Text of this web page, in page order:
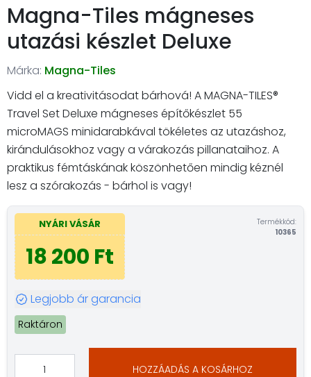
Magna-Tiles mágneses
utazási készlet Deluxe
Márka: Magna-Tiles
Vidd el a kreativitásodat bárhová! A MAGNA-TILES®
Travel Set Deluxe mágneses építőkészlet 55
microMAGS minidarabkával tökéletes az utazáshoz,
kirándulásokhoz vagy a várakozás pillanataihoz. A
praktikus fémtáskának köszönhetően mindig kéznél
lesz a szórakozás - bárhol is vagy!
NYÁRI VÁSÁR
18 200 Ft
Termékkód:
10365
Legjobb ár garancia
Raktáron
HOZZÁADÁS A KOSÁRHOZ